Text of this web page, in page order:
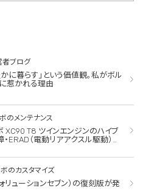
者ブログ
かに暮らす」という価値観。私がボル
惹かれる理由
のメンテナンス
XC90 T8 ツインエンジンのハイブ
ERAD（電動リアアクスル駆動）交
のカスタマイズ
リューションセブン）の復刻版が発